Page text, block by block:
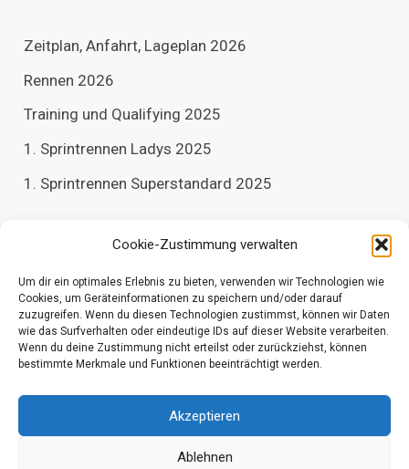
Cookie-Zustimmung verwalten
Um dir ein optimales Erlebnis zu bieten, verwenden wir Technologien wie
Cookies, um Geräteinformationen zu speichern und/oder darauf
zuzugreifen. Wenn du diesen Technologien zustimmst, können wir Daten
wie das Surfverhalten oder eindeutige IDs auf dieser Website verarbeiten.
Wenn du deine Zustimmung nicht erteilst oder zurückziehst, können
bestimmte Merkmale und Funktionen beeinträchtigt werden.
Akzeptieren
Ablehnen
Zeitplan, Anfahrt, Lageplan 2026
Rennen 2026
Training und Qualifying 2025
1. Sprintrennen Ladys 2025
1. Sprintrennen Superstandard 2025
A
r
c
h
i
Copyright © 2026 Rasentrecker Neuhemsbach e. V.
Kontakt